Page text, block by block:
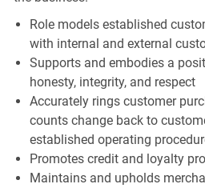
Role models established
with internal and external
Supports and embodies a
honesty, integrity, and respect
Accurately rings customer
counts change back to
established operating
Promotes credit and loyalty
Maintains and upholds